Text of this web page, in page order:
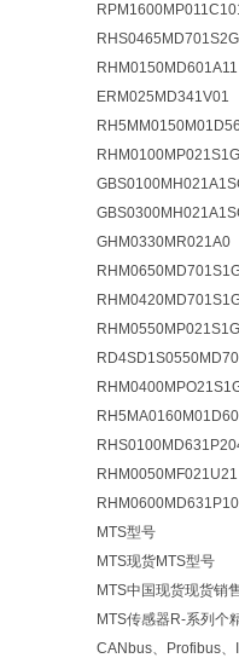
ERM025MD341V01
GHM0330MR021A0
RHM0050MF021U21
MTS型号
MTS现货MTS型号
MTS中国现货现货销
MTS传感器R-系列个
CANbus、Profibus、